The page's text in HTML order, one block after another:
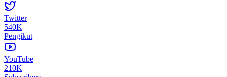
Twitter
540K
Pengikut
YouTube
210K